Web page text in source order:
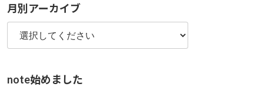
ー
月別アーカイブ
note始めました